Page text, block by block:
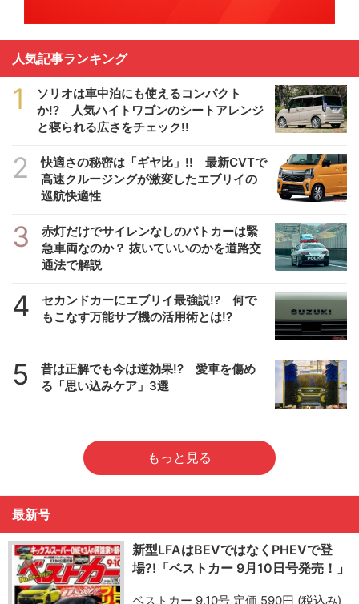
人気記事ランキング
1
ソリオは車中泊にも使えるコンパクト
か!? 人気ハイトワゴンのシートアレンジ
と寝られる広さをチェック!!
2
快適さの秘密は「ギヤ比」!! 最新CVTで
高速クルージングが激変したエブリイの
巡航快適性
3
赤灯だけでサイレンなしのパトカーは緊
急車両なのか？ 抜いていいのかを道路交
通法で解説
4
セカンドカーにエブリイ最強説!? 何で
もこなす万能サブ機の活用術とは!?
5
昔は正解でも今は逆効果!? 愛車を傷め
る「思い込みケア」3選
もっと見る
最新号
新型LFAはBEVではなくPHEVで登
場?!「ベストカー 9月10日号発売！」
ベストカー 9.10号 定価 590円 (税込み)